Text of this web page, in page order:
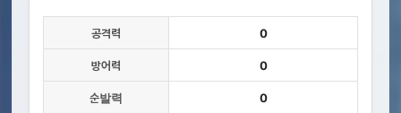
공격력 0
방어력 0
순발력 0